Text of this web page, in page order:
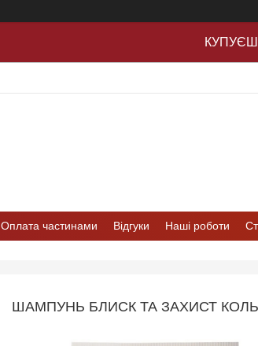
Оплата частинами Відгуки Наші роботи
ШАМПУНЬ БЛИСК ТА ЗАХИСТ